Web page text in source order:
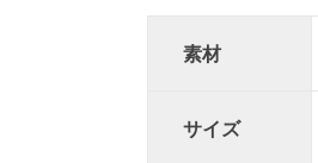
素材
サイズ